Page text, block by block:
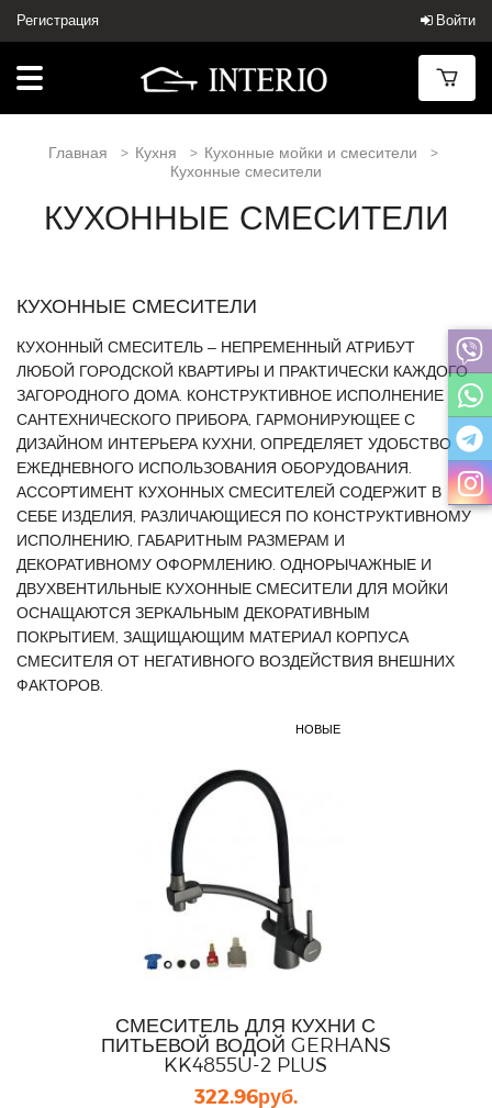
Регистрация Войти
Главная Кухня
Кухонные мойки и смесители
Кухонные смесители
КУХОННЫЕ СМЕСИТЕЛИ
КУХОННЫЕ СМЕСИТЕЛИ
КУХОННЫЙ СМЕСИТЕЛЬ – НЕПРЕМЕННЫЙ АТРИБУТ
ЛЮБОЙ ГОРОДСКОЙ КВАРТИРЫ И ПРАКТИЧЕСКИ КАЖДОГО
ЗАГОРОДНОГО ДОМА. КОНСТРУКТИВНОЕ ИСПОЛНЕНИЕ
САНТЕХНИЧЕСКОГО ПРИБОРА, ГАРМОНИРУЮЩЕЕ С
ДИЗАЙНОМ ИНТЕРЬЕРА КУХНИ, ОПРЕДЕЛЯЕТ УДОБСТВО
ЕЖЕДНЕВНОГО ИСПОЛЬЗОВАНИЯ ОБОРУДОВАНИЯ.
АССОРТИМЕНТ КУХОННЫХ СМЕСИТЕЛЕЙ СОДЕРЖИТ В
СЕБЕ ИЗДЕЛИЯ, РАЗЛИЧАЮЩИЕСЯ ПО КОНСТРУКТИВНОМУ
ИСПОЛНЕНИЮ, ГАБАРИТНЫМ РАЗМЕРАМ И
ДЕКОРАТИВНОМУ ОФОРМЛЕНИЮ. ОДНОРЫЧАЖНЫЕ И
ДВУХВЕНТИЛЬНЫЕ КУХОННЫЕ СМЕСИТЕЛИ ДЛЯ МОЙКИ
ОСНАЩАЮТСЯ ЗЕРКАЛЬНЫМ ДЕКОРАТИВНЫМ
ПОКРЫТИЕМ, ЗАЩИЩАЮЩИМ МАТЕРИАЛ КОРПУСА
СМЕСИТЕЛЯ ОТ НЕГАТИВНОГО ВОЗДЕЙСТВИЯ ВНЕШНИХ
ФАКТОРОВ.
НОВЫЕ
СМЕСИТЕЛЬ ДЛЯ КУХНИ С
ПИТЬЕВОЙ ВОДОЙ GERHANS
KK4855U-2 PLUS
322.96руб.